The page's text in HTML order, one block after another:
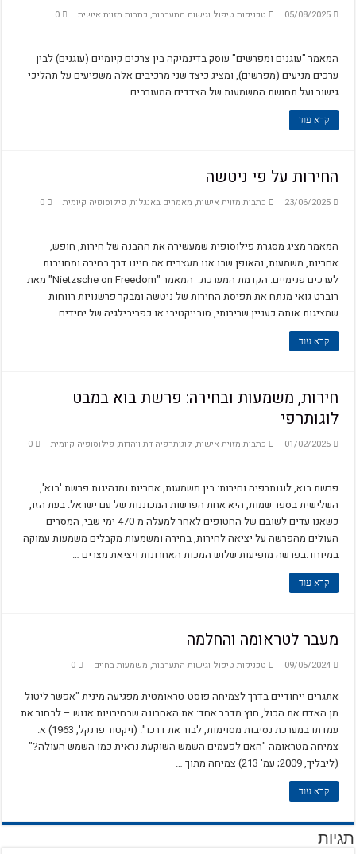
The Integration of Character Strengths and the Three Types of Meaning in Life
Logotheory and logotherapy
על העקרונות הבסיסיים בפסיכולוגיות של אדלר ופרנקל
ייעוץ ממוקד משמעות – ד"ר פול וונג
Life is a rollercoaster
לוגוסקופיה – כלים לשיח רב-ממדי בלוגותרפיה
על המשמר
על אחריות ומנהיגות
05/08/2025 טכניקות טיפול וגישות התערבות, כתבות מזוית אישית 0
המאמר "עוגנים ומפרשים" עוסק בדינמיקה בין צרכים קיומיים (עוגנים) לבין
ערכים מניעים (מפרשים), ומציג כיצד שני מרכיבים אלה משפיעים על תהליכי
גישור ועל תחושת המשמעות של הצדדים המעורבים.
קרא עוד
החירות על פי ניטשה
23/06/2025 כתבות מזוית אישית, מאמרים באנגלית, פילוסופיה קיומית 0
המאמר מציג מסגרת פילוסופית שמעשירה את ההבנה של חירות, חופש,
אחריות, משמעות, והאופן שבו אנו מעצבים את חיינו דרך בחירה ומחויבות
לערכים פנימיים. הקדמת המערכת: המאמר "Nietzsche on Freedom" מאת
רוברט גואי מנתח את תפיסת החירות של ניטשה ומבקר פרשנויות רווחות
שמציגות אותה כעניין שרירותי, סובייקטיבי או כפריבילגיה של יחידים …
קרא עוד
חירות, משמעות ובחירה: פרשת בוא במבט
לוגותרפי
01/02/2025 כתבות מזוית אישית, לוגותרפיה דת ויהדות, פילוסופיה קיומית 0
פרשת בוא, לוגותרפיה וחירות: בין משמעות, אחריות ומנהיגות פרשת 'בוא',
השלישית בספר שמות, היא אחת הפרשות המכוננות של עם ישראל. בעת הזו,
כשאנו עדים לשובם של החטופים לאחר למעלה מ-470 ימי שבי, המסרים
העולים מהפרשה על יציאה לחירות, בחירה ומשמעות מקבלים משמעות עמוקה
במיוחד.בפרשה מופיעות שלוש המכות האחרונות ויציאת מצרים …
קרא עוד
מעבר לטראומה והחלמה
09/05/2024 טכניקות טיפול וגישות התערבות, משמעות בחיים 0
אתגרים ייחודיים בדרך לצמיחה פוסט-טראומטית מפגיעה מינית "אפשר ליטול
מן האדם את הכול, חוץ מדבר אחד: את האחרונה שבחירויות אנוש – לבחור את
עמדתו במערכת נסיבות מסוימות, לבור את דרכו". (ויקטור פרנקל, 1963) א.
צמיחה מטראומה "האם לפעמים השמש השוקעת נראית כמו השמש העולה?"
(ליבליך, 2009; עמ' 213) צמיחה מתוך …
קרא עוד
תגיות